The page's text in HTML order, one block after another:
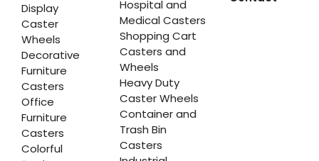
Display
Caster
Wheels
Decorative
Furniture
Casters
Office
Furniture
Casters
Colorful
Hospital and
Medical Casters
Shopping Cart
Casters and
Wheels
Heavy Duty
Caster Wheels
Container and
Trash Bin
Casters